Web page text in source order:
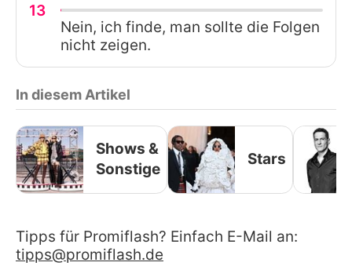
13
Nein, ich finde, man sollte die Folgen
nicht zeigen.
In diesem Artikel
Shows &
Sonstige
Stars
Tipps für Promiflash? Einfach E-Mail an:
tipps@promiflash.de